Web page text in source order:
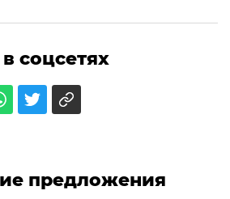
соцсетях
предложения